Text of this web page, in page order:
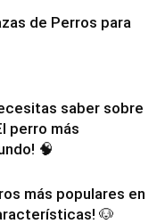
de Perros para
saber sobre
perro más
🧠
más populares en
🐶